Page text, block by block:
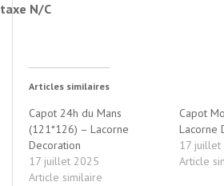
N/C
Articles similaires
Capot 24h du Mans
(121*126) – Lacorne
Decoration
17 juillet 2025
Article similaire
Capot
Lacorne
17 juillet
Article